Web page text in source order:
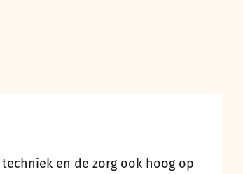
en de zorg ook hoog op